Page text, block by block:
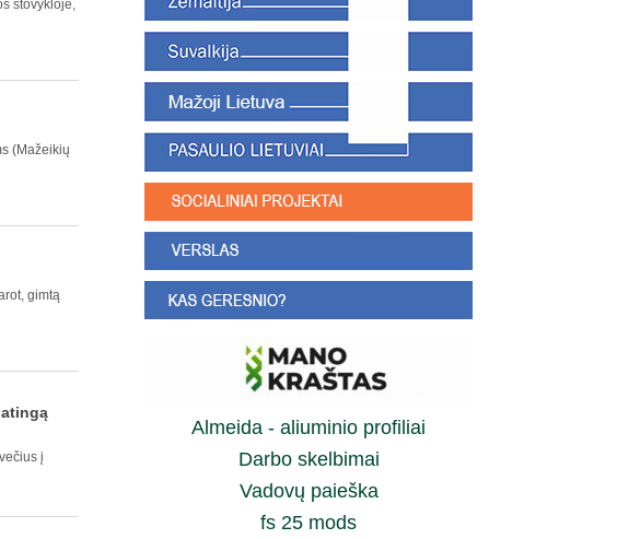
stovykloje,
(Mažeikių
gimtą
į
Almeida - aliuminio profiliai
Darbo skelbimai
Vadovų paieška
fs 25 mods